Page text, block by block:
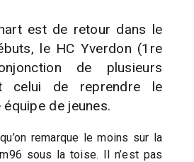
est de retour dans le
le HC Yverdon (1re
de plusieurs
celui de reprendre le
équipe de jeunes.
remarque le moins sur la
sous la toise. Il n’est pas